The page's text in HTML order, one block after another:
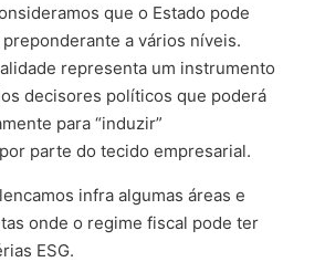
que o Estado pode
a vários níveis.
representa um instrumento
decisores políticos que poderá
para “induzir”
parte do tecido empresarial.
infra algumas áreas e
onde o regime fiscal pode ter
ESG.